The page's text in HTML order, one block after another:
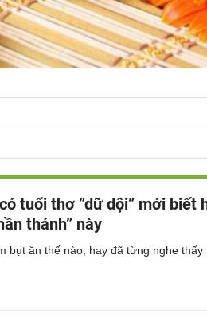
tuổi thơ ”dữ dội” mới biết
thánh” này
bụt ăn thế nào, hay đã từng nghe thấy